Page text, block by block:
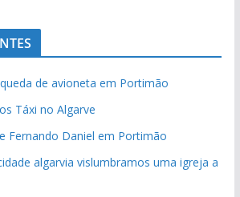
de avioneta em Portimão
Táxi no Algarve
Fernando Daniel em Portimão
algarvia vislumbramos uma igreja a